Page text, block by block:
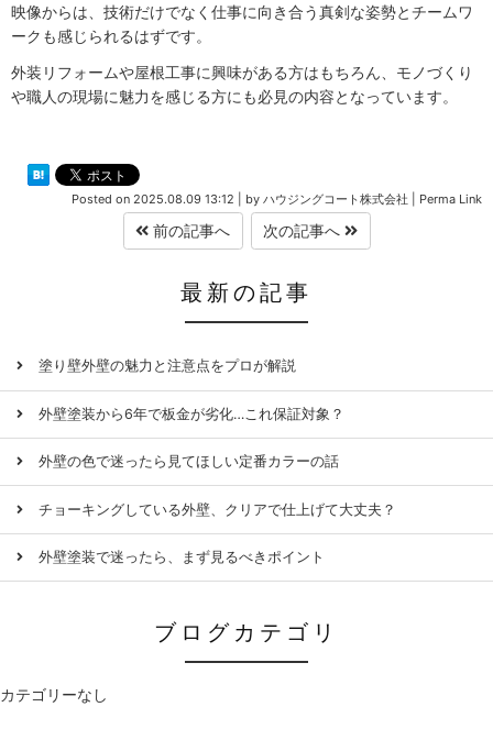
映像からは、技術だけでなく仕事に向き合う真剣な姿勢とチームワ
ークも感じられるはずです。
外装リフォームや屋根工事に興味がある方はもちろん、モノづくり
や職人の現場に魅力を感じる方にも必見の内容となっています。
Posted on 2025.08.09 13:12 by ハウジングコート株式会社 Perma Link
前の記事へ 次の記事へ
最新の記事
塗り壁外壁の魅力と注意点をプロが解説
外壁塗装から6年で板金が劣化…これ保証対象？
外壁の色で迷ったら見てほしい定番カラーの話
チョーキングしている外壁、クリアで仕上げて大丈夫？
外壁塗装で迷ったら、まず見るべきポイント
ブログカテゴリ
カテゴリーなし